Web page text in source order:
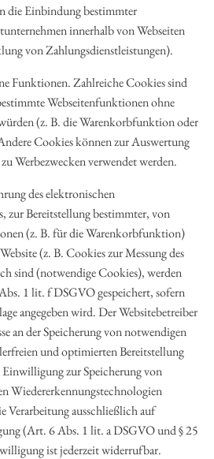
die Einbindung bestimmter
innerhalb von Webseiten
von Zahlungsdienstleistungen).
Funktionen. Zahlreiche Cookies sind
Webseitenfunktionen ohne
(z. B. die Warenkorbfunktion oder
Cookies können zur Auswertung
Werbezwecken verwendet werden.
des elektronischen
zur Bereitstellung bestimmter, von
(z. B. für die Warenkorbfunktion)
(z. B. Cookies zur Messung des
sind (notwendige Cookies), werden
1 lit. f DSGVO gespeichert, sofern
angegeben wird. Der Websitebetreiber
an der Speicherung von notwendigen
und optimierten Bereitstellung
Einwilligung zur Speicherung von
Wiedererkennungstechnologien
Verarbeitung ausschließlich auf
(Art. 6 Abs. 1 lit. a DSGVO und § 25
ist jederzeit widerrufbar.